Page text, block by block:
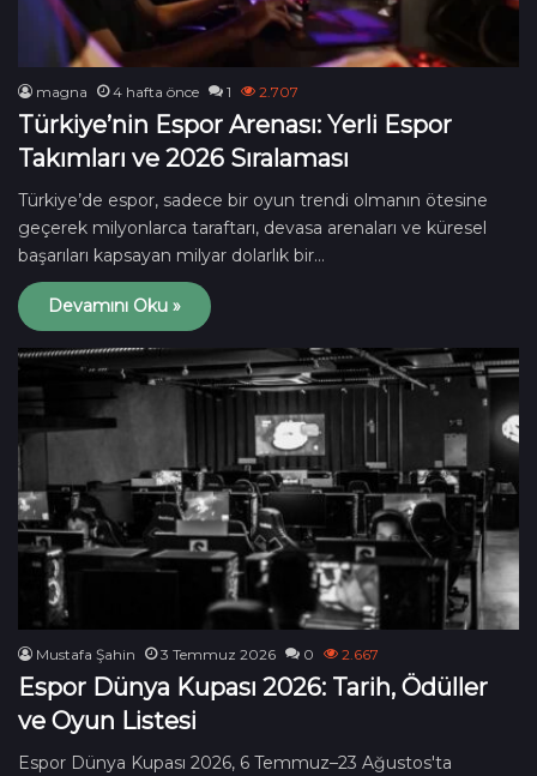
magna 4 hafta önce 1 2.707
Türkiye’nin Espor Arenası: Yerli Espor
Takımları ve 2026 Sıralaması
Türkiye’de espor, sadece bir oyun trendi olmanın ötesine
geçerek milyonlarca taraftarı, devasa arenaları ve küresel
başarıları kapsayan milyar dolarlık bir…
Devamını Oku »
Mustafa Şahin 3 Temmuz 2026 0 2.667
Espor Dünya Kupası 2026: Tarih, Ödüller
ve Oyun Listesi
Espor Dünya Kupası 2026, 6 Temmuz–23 Ağustos'ta